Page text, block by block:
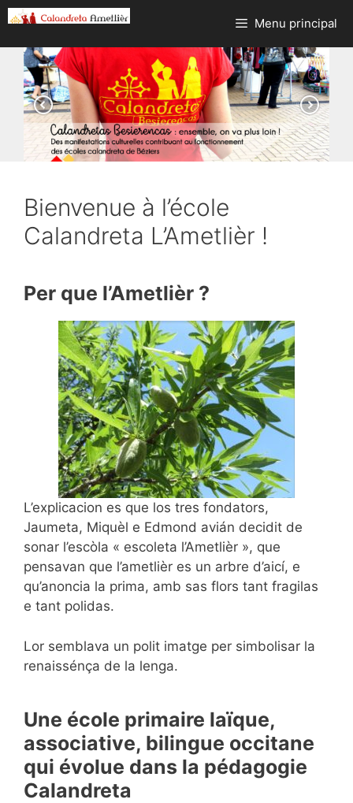
Aller
au
contenu
Menu principal
Bienvenue à l’école
Calandreta L’Ametlièr !
Per que l’Ametlièr ?
L’explicacion es que los tres fondators,
Jaumeta, Miquèl e Edmond avián decidit de
sonar l’escòla « escoleta l’Ametlièr », que
pensavan que l’ametlièr es un arbre d’aicí, e
qu’anoncia la prima, amb sas flors tant fragilas
e tant polidas.
Lor semblava un polit imatge per simbolisar la
renaissénça de la lenga.
Une école primaire laïque,
associative, bilingue occitane
qui évolue dans la pédagogie
Calandreta